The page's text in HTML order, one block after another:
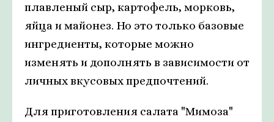
плавленый сыр, картофель, морковь,
яйца и майонез. Но это только базовые
ингредиенты, которые можно
изменять и дополнять в зависимости от
личных вкусовых предпочтений.
Для приготовления салата "Мимоза"